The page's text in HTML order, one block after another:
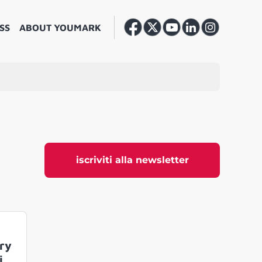
ABOUT YOUMARK
iscriviti alla newsletter